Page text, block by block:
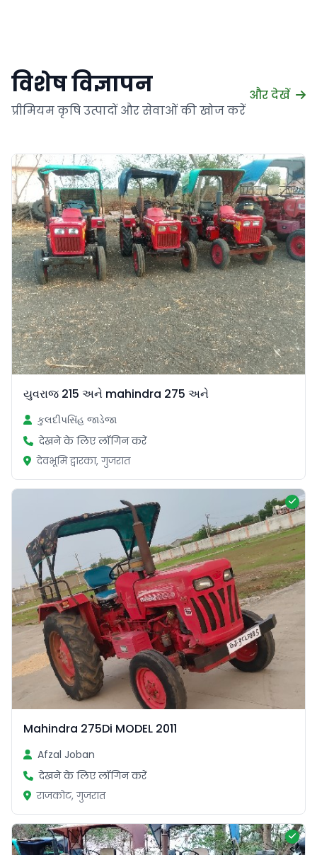
विशेष विज्ञापन
प्रीमियम कृषि उत्पादों और सेवाओं की खोज करें
और देखें
યુવરાજ 215 અને mahindra 275 અને
કુલદીપસિંહ જાડેજા
देखने के लिए लॉगिन करें
देवभूमि द्वारका, गुजरात
Mahindra 275Di MODEL 2011
Afzal Joban
देखने के लिए लॉगिन करें
राजकोट, गुजरात